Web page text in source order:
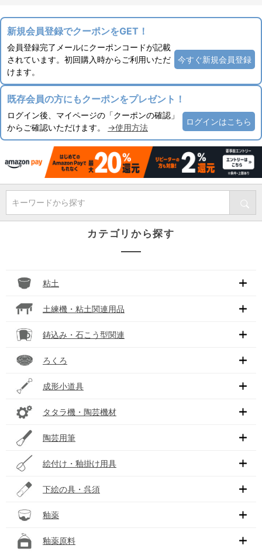
新規会員登録でクーポンをGET！
会員登録完了メールにクーポンコードが記載
されています。初回購入時からご利用いただ
けます。
今すぐ新規会員登録
既存会員の方にもクーポンをプレゼント！
ログイン後、マイページの「クーポンの確認」
からご確認いただけます。 →使用方法
ログインはこちら
キーワードから探す
カテゴリから探す
粘土
土練機・粘土関連用品
鋳込み・石こう型関連
ろくろ
成形小道具
タタラ機・陶芸機材
陶芸用筆
絵付け・釉掛け用具
下絵の具・呉須
釉薬
釉薬原料